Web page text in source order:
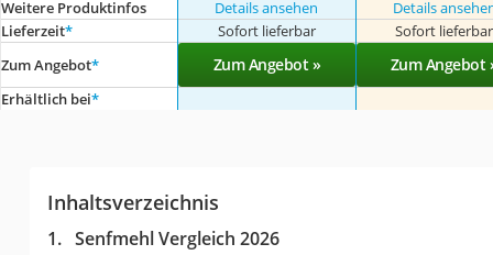
Weitere Produktinfos Details ansehen
Details
Lieferzeit* Sofort lieferbar
Sofort lieferbar
Zum Angebot* Zum Angebot » Zum Angebot
Erhältlich bei*
Inhaltsverzeichnis
Senfmehl Vergleich 2026